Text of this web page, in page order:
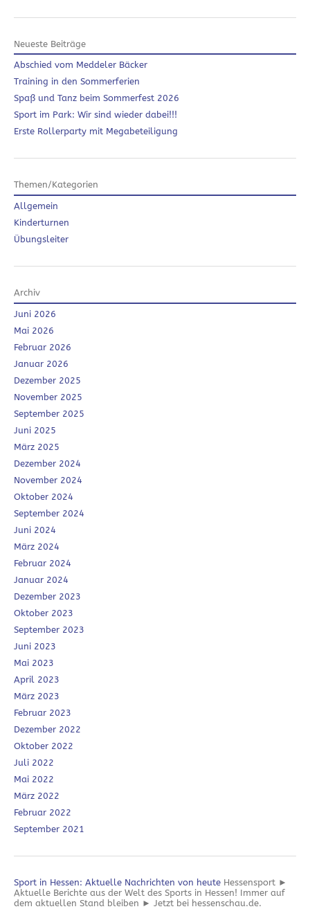
Neueste Beiträge
Abschied vom Meddeler Bäcker
Training in den Sommerferien
Spaß und Tanz beim Sommerfest 2026
Sport im Park: Wir sind wieder dabei!!!
Erste Rollerparty mit Megabeteiligung
Themen/Kategorien
Allgemein
Kinderturnen
Übungsleiter
Archiv
Juni 2026
Mai 2026
Februar 2026
Januar 2026
Dezember 2025
November 2025
September 2025
Juni 2025
März 2025
Dezember 2024
November 2024
Oktober 2024
September 2024
Juni 2024
März 2024
Februar 2024
Januar 2024
Dezember 2023
Oktober 2023
September 2023
Juni 2023
Mai 2023
April 2023
März 2023
Februar 2023
Dezember 2022
Oktober 2022
Juli 2022
Mai 2022
März 2022
Februar 2022
September 2021
Sport in Hessen: Aktuelle Nachrichten von heute Hessensport ►
Aktuelle Berichte aus der Welt des Sports in Hessen! Immer auf
dem aktuellen Stand bleiben ► Jetzt bei hessenschau.de.